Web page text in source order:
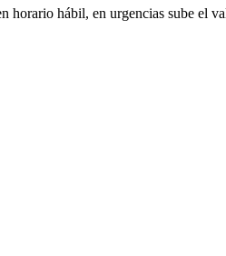
horario hábil, en urgencias sube el